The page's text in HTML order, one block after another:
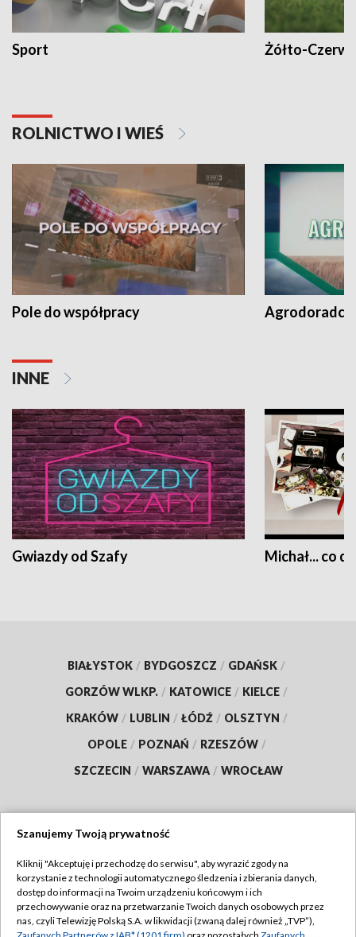
Sport Żółto-
ROLNICTWO I WIEŚ
Pole do współpracy Agrodoradcy
INNE
Gwiazdy od Szafy Michał... co
BIAŁYSTOK / BYDGOSZCZ / GDAŃSK /
GORZÓW WLKP. / KATOWICE / KIELCE /
KRAKÓW / LUBLIN / ŁÓDŹ / OLSZTYN /
OPOLE / POZNAŃ / RZESZÓW /
SZCZECIN / WARSZAWA / WROCŁAW
TVP
Abonament TVP
Emisja w TVP
Regulamin TVP
Szanujemy Twoją prywatność
Kliknij "Akceptuję i przechodzę do serwisu", aby wyrazić zgody na
korzystanie z technologii automatycznego śledzenia i zbierania danych,
dostęp do informacji na Twoim urządzeniu końcowym i ich
przechowywanie oraz na przetwarzanie Twoich danych osobowych przez
nas, czyli Telewizję Polską S.A. w likwidacji (zwaną dalej również „TVP”),